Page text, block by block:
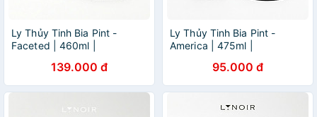
Ly Thủy Tinh Bia Pint -
Faceted | 460ml |
139.000 đ
Ly Thủy Tinh Bia Pint -
America | 475ml |
95.000 đ